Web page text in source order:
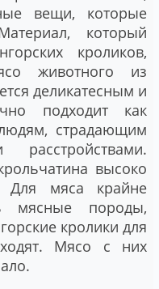
вещи, которые
который
кроликов,
животного из
деликатесным и
подходит как
страдающим
высоко
мяса крайне
мясные породы,
кролики для
Мясо с них